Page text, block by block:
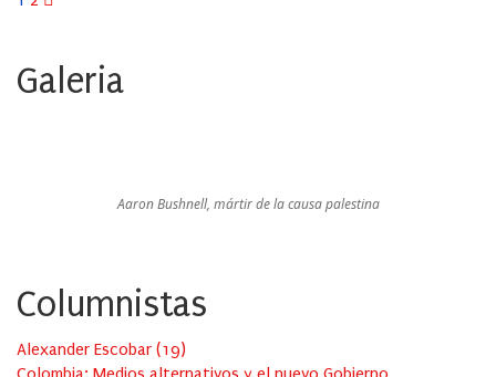
entradas
Galeria
Aaron Bushnell, mártir de la causa palestina
Columnistas
Alexander Escobar (19)